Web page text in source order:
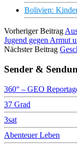
Bolivien:
Vorheriger Beitrag
Jugend gegen Armut
Nächster Beitrag
Sender &
360° – GEO
37 Grad
3sat
Abenteuer Leben